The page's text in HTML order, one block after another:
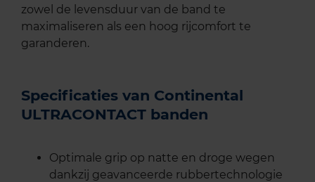
zowel de levensduur van de band te
maximaliseren als een hoog rijcomfort te
garanderen.
Specificaties van Continental
ULTRACONTACT banden
Optimale grip op natte en droge wegen
dankzij geavanceerde rubbertechnologie